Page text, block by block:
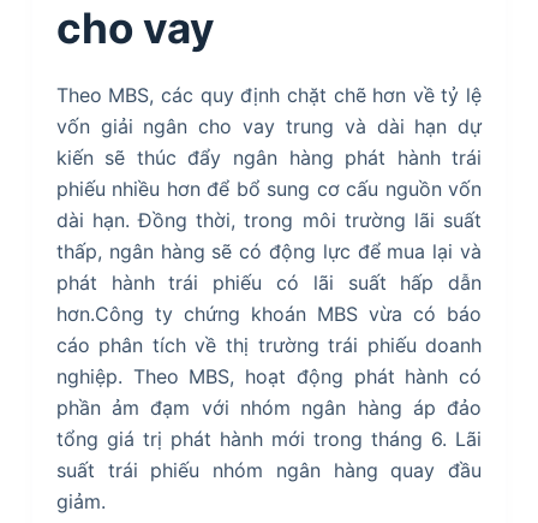
cho vay
Theo MBS, các quy định chặt chẽ hơn về tỷ lệ
vốn giải ngân cho vay trung và dài hạn dự
kiến sẽ thúc đẩy ngân hàng phát hành trái
phiếu nhiều hơn để bổ sung cơ cấu nguồn vốn
dài hạn. Đồng thời, trong môi trường lãi suất
thấp, ngân hàng sẽ có động lực để mua lại và
phát hành trái phiếu có lãi suất hấp dẫn
hơn.Công ty chứng khoán MBS vừa có báo
cáo phân tích về thị trường trái phiếu doanh
nghiệp. Theo MBS, hoạt động phát hành có
phần ảm đạm với nhóm ngân hàng áp đảo
tổng giá trị phát hành mới trong tháng 6. Lãi
suất trái phiếu nhóm ngân hàng quay đầu
giảm.